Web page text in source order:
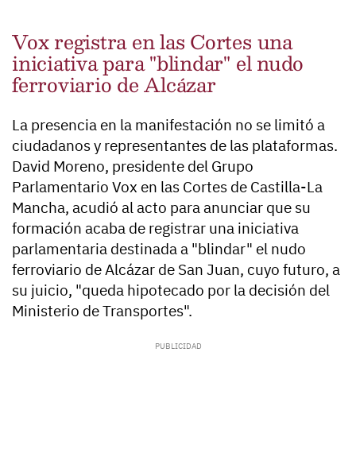
Vox registra en las Cortes una
iniciativa para "blindar" el nudo
ferroviario de Alcázar
La presencia en la manifestación no se limitó a
ciudadanos y representantes de las plataformas.
David Moreno, presidente del Grupo
Parlamentario Vox en las Cortes de Castilla-La
Mancha, acudió al acto para anunciar que su
formación acaba de registrar una iniciativa
parlamentaria destinada a "blindar" el nudo
ferroviario de Alcázar de San Juan, cuyo futuro, a
su juicio, "queda hipotecado por la decisión del
Ministerio de Transportes".